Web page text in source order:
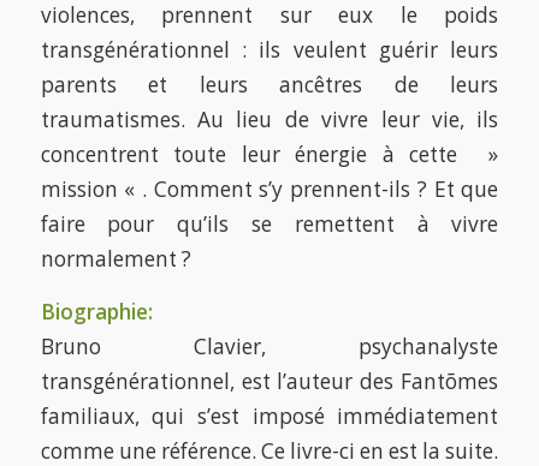
violences, prennent sur eux le poids
transgénérationnel : ils veulent guérir leurs
parents et leurs ancêtres de leurs
traumatismes. Au lieu de vivre leur vie, ils
concentrent toute leur énergie à cette »
mission « . Comment s’y prennent-ils ? Et que
faire pour qu’ils se remettent à vivre
normalement ?
Biographie:
Bruno Clavier, psychanalyste
transgénérationnel, est l’auteur des Fantõmes
familiaux, qui s’est imposé immédiatement
comme une référence. Ce livre-ci en est la suite.